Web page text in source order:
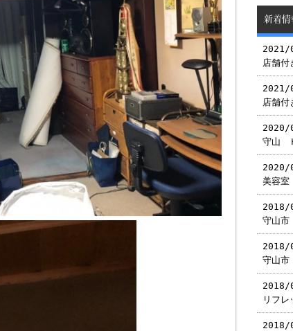
新着情
2021/
店舗付
2021/
店舗付
2020/
守山
2020/
美容
2018/
守山
2018/
守山
2018/
リフレ
2018/